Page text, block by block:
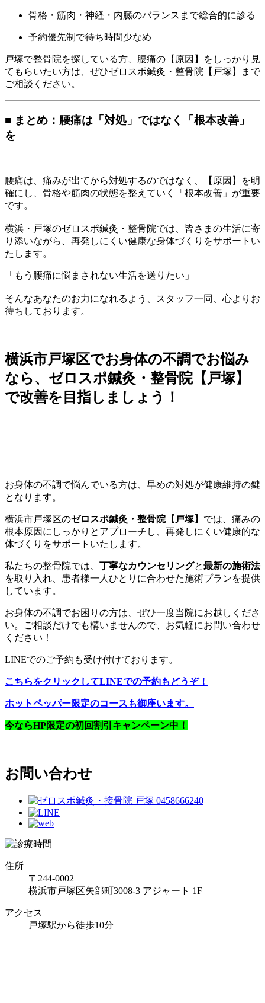
骨格・筋肉・神経・内臓のバランスまで総合的に診る
予約優先制で待ち時間少なめ
戸塚で整骨院を探している方、腰痛の【原因】をしっかり見
てもらいたい方は、ぜひゼロスポ鍼灸・整骨院【戸塚】まで
ご相談ください。
■ まとめ：腰痛は「対処」ではなく「根本改善」
を
腰痛は、痛みが出てから対処するのではなく、【原因】を明
確にし、骨格や筋肉の状態を整えていく「根本改善」が重要
です。
横浜・戸塚のゼロスポ鍼灸・整骨院では、皆さまの生活に寄
り添いながら、再発しにくい健康な身体づくりをサポートい
たします。
「もう腰痛に悩まされない生活を送りたい」
そんなあなたのお力になれるよう、スタッフ一同、心よりお
待ちしております。
横浜市戸塚区でお身体の不調でお悩み
なら、ゼロスポ鍼灸・整骨院【戸塚】
で改善を目指しましょう！
お身体の不調で悩んでいる方は、早めの対処が健康維持の鍵
となります。
横浜市戸塚区のゼロスポ鍼灸・整骨院【戸塚】 では、痛みの
根本原因にしっかりとアプローチし、再発しにくい健康的な
体づくりをサポートいたします。
私たちの整骨院では、 丁寧なカウンセリングと最新の施術法
を取り入れ、患者様一人ひとりに合わせた施術プランを提供
しています。
お身体の不調でお困りの方は、ぜひ一度当院にお越しくださ
い。ご相談だけでも構いませんので、お気軽にお問い合わせ
ください！
LINEでのご予約も受け付けております。
こちらをクリックしてLINEでの予約もどうぞ！
ホットペッパー限定のコースも御座います。
今ならHP限定の初回割引キャンペーン中！
お問い合わせ
住所
〒244-0002
横浜市戸塚区矢部町3008-3 アジャート 1F
アクセス
戸塚駅から徒歩10分